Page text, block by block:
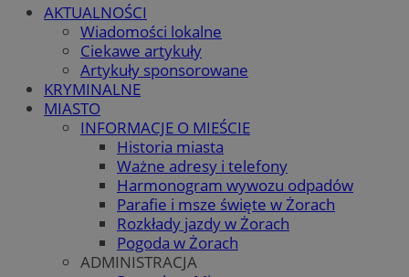
AKTUALNOŚCI
Wiadomości lokalne
Ciekawe artykuły
Artykuły sponsorowane
KRYMINALNE
MIASTO
INFORMACJE O MIEŚCIE
Historia miasta
Ważne adresy i telefony
Harmonogram wywozu odpadów
Parafie i msze święte w Żorach
Rozkłady jazdy w Żorach
Pogoda w Żorach
ADMINISTRACJA